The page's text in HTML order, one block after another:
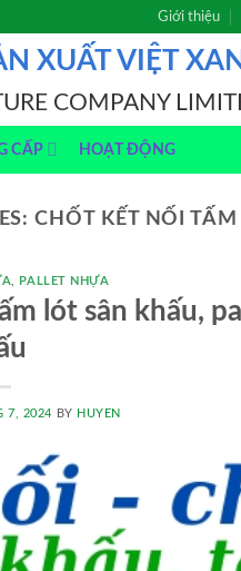
Giới thiệu
XUẤT VIỆT
COMPANY
CẤP HOẠT ĐỘNG
CHỐT KẾT NỐI
PALLET NHỰA
lót sân khấu,
7, 2024 BY HUYEN